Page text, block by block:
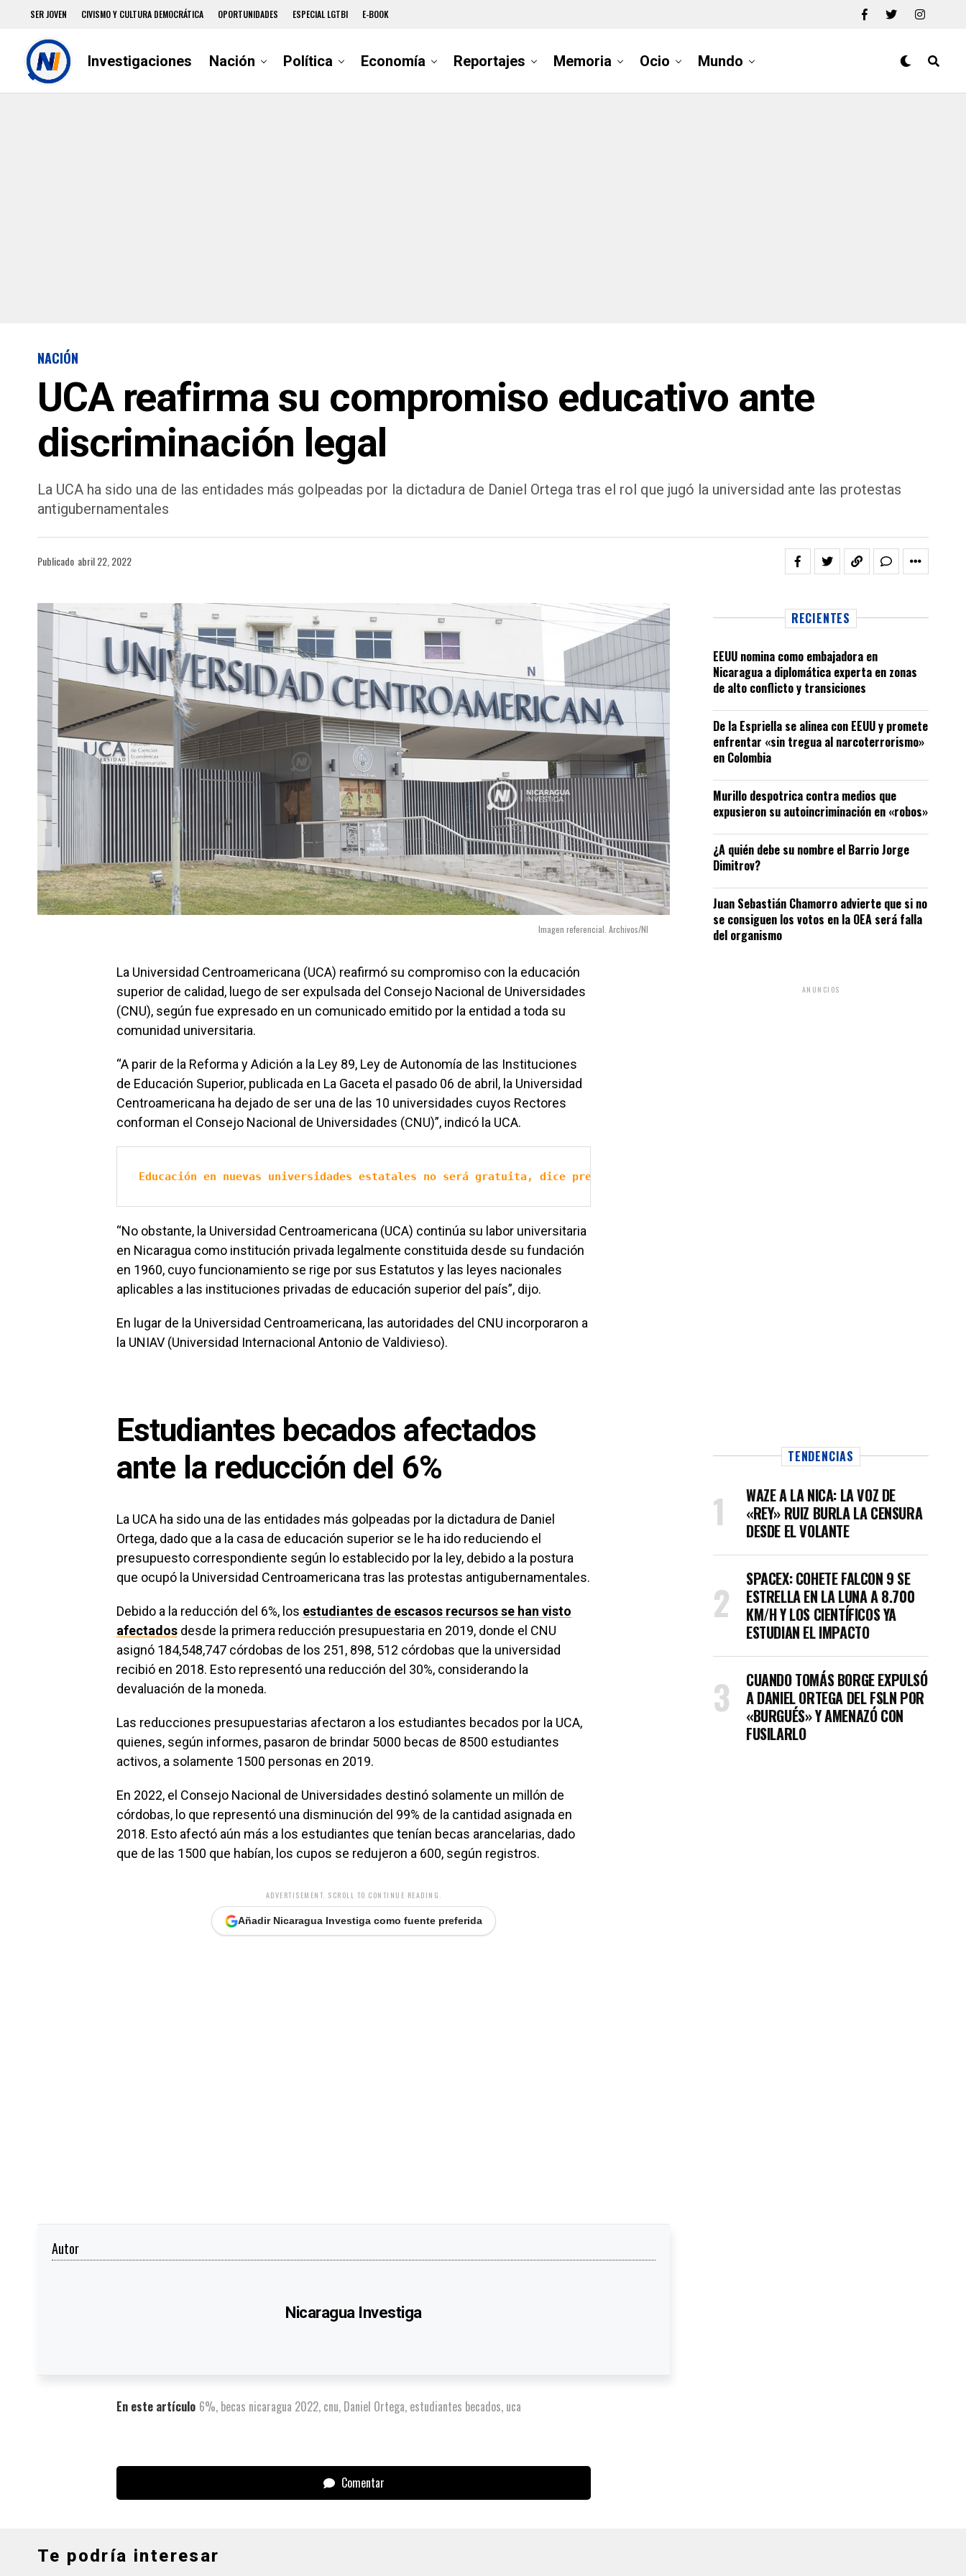
SER JOVEN CIVISMO Y CULTURA DEMOCRÁTICA OPORTUNIDADES ESPECIAL LGTBI E-BOOK
Investigaciones Nación Política Economía Reportajes Memoria Ocio Mundo
NACIÓN
UCA reafirma su compromiso educativo ante
discriminación legal
La UCA ha sido una de las entidades más golpeadas por la dictadura de Daniel Ortega tras el rol que jugó la universidad ante las protestas
antigubernamentales
Publicado abril 22, 2022
Imagen referencial. Archivos/NI
La Universidad Centroamericana (UCA) reafirmó su compromiso con la educación
superior de calidad, luego de ser expulsada del Consejo Nacional de Universidades
(CNU), según fue expresado en un comunicado emitido por la entidad a toda su
comunidad universitaria.
“A parir de la Reforma y Adición a la Ley 89, Ley de Autonomía de las Instituciones
de Educación Superior, publicada en La Gaceta el pasado 06 de abril, la Universidad
Centroamericana ha dejado de ser una de las 10 universidades cuyos Rectores
conforman el Consejo Nacional de Universidades (CNU)”, indicó la UCA.
Educación en nuevas universidades estatales no será gratuita, dice presidenta del CNU
“No obstante, la Universidad Centroamericana (UCA) continúa su labor universitaria
en Nicaragua como institución privada legalmente constituida desde su fundación
en 1960, cuyo funcionamiento se rige por sus Estatutos y las leyes nacionales
aplicables a las instituciones privadas de educación superior del país”, dijo.
En lugar de la Universidad Centroamericana, las autoridades del CNU incorporaron a
la UNIAV (Universidad Internacional Antonio de Valdivieso).
Estudiantes becados afectados
ante la reducción del 6%
La UCA ha sido una de las entidades más golpeadas por la dictadura de Daniel
Ortega, dado que a la casa de educación superior se le ha ido reduciendo el
presupuesto correspondiente según lo establecido por la ley, debido a la postura
que ocupó la Universidad Centroamericana tras las protestas antigubernamentales.
Debido a la reducción del 6%, los estudiantes de escasos recursos se han visto
afectados desde la primera reducción presupuestaria en 2019, donde el CNU
asignó 184,548,747 córdobas de los 251, 898, 512 córdobas que la universidad
recibió en 2018. Esto representó una reducción del 30%, considerando la
devaluación de la moneda.
Las reducciones presupuestarias afectaron a los estudiantes becados por la UCA,
quienes, según informes, pasaron de brindar 5000 becas de 8500 estudiantes
activos, a solamente 1500 personas en 2019.
En 2022, el Consejo Nacional de Universidades destinó solamente un millón de
córdobas, lo que representó una disminución del 99% de la cantidad asignada en
2018. Esto afectó aún más a los estudiantes que tenían becas arancelarias, dado
que de las 1500 que habían, los cupos se redujeron a 600, según registros.
ADVERTISEMENT. SCROLL TO CONTINUE READING.
Añadir Nicaragua Investiga como fuente preferida
Autor
Nicaragua Investiga
En este artículo 6%, becas nicaragua 2022, cnu, Daniel Ortega, estudiantes becados, uca
Comentar
RECIENTES
EEUU nomina como embajadora en
Nicaragua a diplomática experta en zonas
de alto conflicto y transiciones
De la Espriella se alinea con EEUU y promete
enfrentar «sin tregua al narcoterrorismo»
en Colombia
Murillo despotrica contra medios que
expusieron su autoincriminación en «robos»
¿A quién debe su nombre el Barrio Jorge
Dimitrov?
Juan Sebastián Chamorro advierte que si no
se consiguen los votos en la OEA será falla
del organismo
ANUNCIOS
TENDENCIAS
WAZE A LA NICA: LA VOZ DE
«REY» RUIZ BURLA LA CENSURA
DESDE EL VOLANTE
SPACEX: COHETE FALCON 9 SE
ESTRELLA EN LA LUNA A 8.700
KM/H Y LOS CIENTÍFICOS YA
ESTUDIAN EL IMPACTO
CUANDO TOMÁS BORGE EXPULSÓ
A DANIEL ORTEGA DEL FSLN POR
«BURGUÉS» Y AMENAZÓ CON
FUSILARLO
Te podría interesar